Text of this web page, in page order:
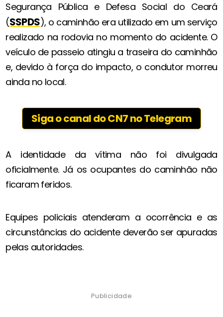
Segurança Pública e Defesa Social do Ceará
(SSPDS), o caminhão era utilizado em um serviço
realizado na rodovia no momento do acidente. O
veículo de passeio atingiu a traseira do caminhão
e, devido à força do impacto, o condutor morreu
ainda no local.
Siga o canal do CN7 no Telegram
A identidade da vítima não foi divulgada
oficialmente. Já os ocupantes do caminhão não
ficaram feridos.
Equipes policiais atenderam a ocorrência e as
circunstâncias do acidente deverão ser apuradas
pelas autoridades.
Publicidade